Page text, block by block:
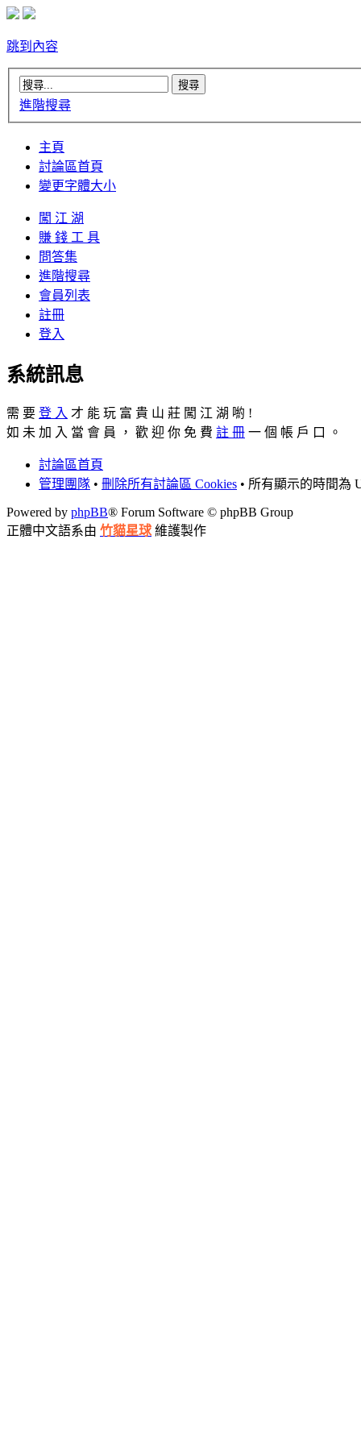
跳到內容
進階搜尋
主頁
討論區首頁
變更字體大小
闖 江 湖
賺 錢 工 具
問答集
進階搜尋
會員列表
註冊
登入
系統訊息
需 要 登 入 才 能 玩 富 貴 山 莊 闖 江 湖 喲 !
如 未 加 入 當 會 員 ， 歡 迎 你 免 費 註 冊 一 個 帳 戶 口 。
討論區首頁
管理團隊 • 刪除所有討論區 Cookies • 所有顯示的時間為
Powered by phpBB® Forum Software © phpBB Group
正體中文語系由 竹貓星球維護製作